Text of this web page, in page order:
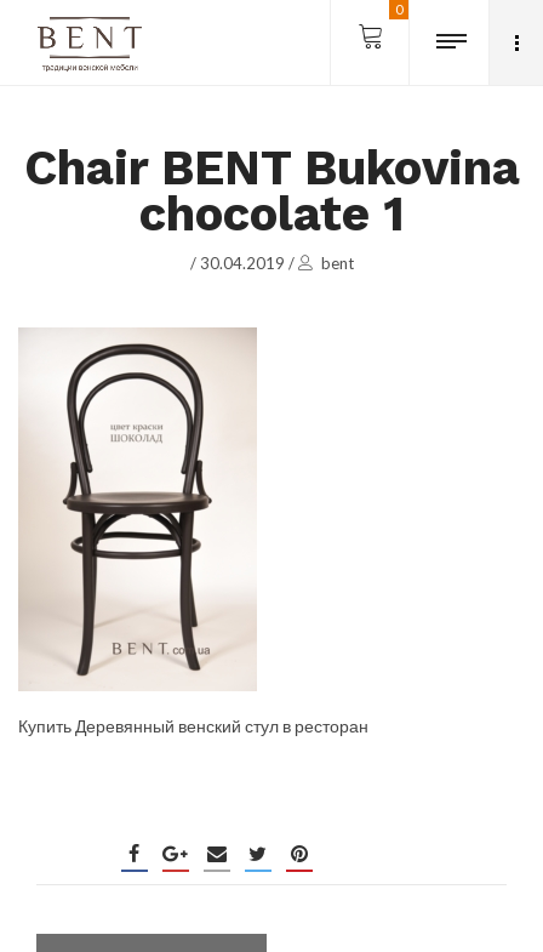
0
Chair BENT Bukovina
chocolate 1
/ 30.04.2019 / bent
Купить Деревянный венский стул в ресторан